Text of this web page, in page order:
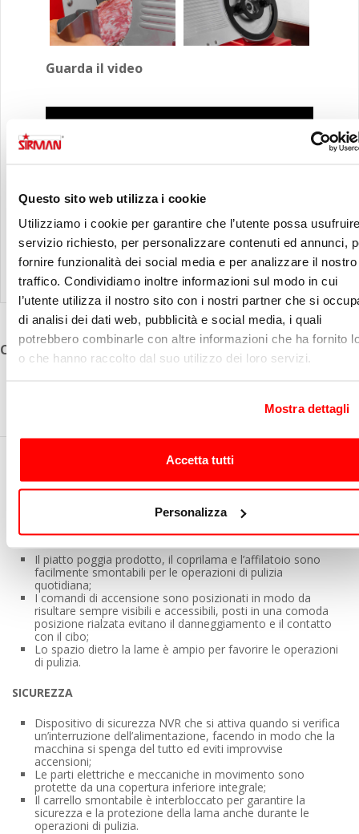
Questo sito web utilizza i cookie
Utilizziamo i cookie per garantire che l’utente possa
servizio richiesto, per personalizzare contenuti ed annunci,
fornire funzionalità dei social media e per analizzare il nostro
traffico. Condividiamo inoltre informazioni sul modo in cui
l’utente utilizza il nostro sito con i nostri partner che si
di analisi dei dati web, pubblicità e social media, i quali
potrebbero combinarle con altre informazioni che ha fornito
o che hanno raccolto dal suo utilizzo dei loro servizi.
Mostra dettagli
Accetta tutti
Personalizza
Guarda il video
Caratteristiche del prodotto
PULIZIA
Il piatto poggia prodotto, il coprilama e l’affilatoio sono
facilmente smontabili per le operazioni di pulizia
quotidiana;
I comandi di accensione sono posizionati in modo da
risultare sempre visibili e accessibili, posti in una comoda
posizione rialzata evitano il danneggiamento e il contatto
con il cibo;
Lo spazio dietro la lame è ampio per favorire le operazioni
di pulizia.
SICUREZZA
Dispositivo di sicurezza NVR che si attiva quando si verifica
un’interruzione dell’alimentazione, facendo in modo che la
macchina si spenga del tutto ed eviti improvvise
accensioni;
Le parti elettriche e meccaniche in movimento sono
protette da una copertura inferiore integrale;
Il carrello smontabile è interbloccato per garantire la
sicurezza e la protezione della lama anche durante le
operazioni di pulizia.